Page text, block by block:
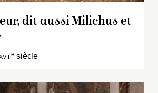
dit aussi Milichus et
e siècle